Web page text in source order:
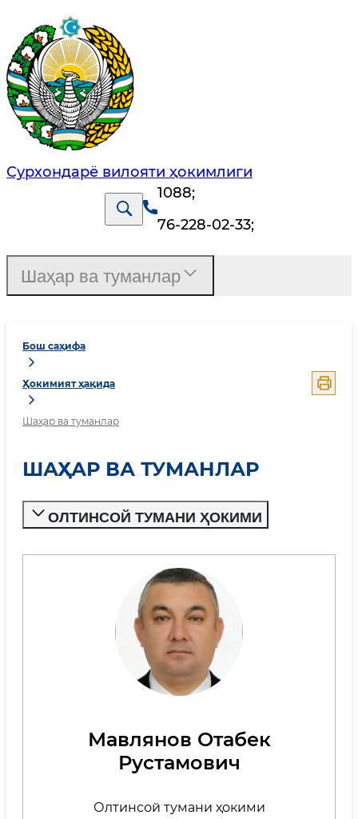
Сурхондарё вилояти ҳокимлиги
1088;
76-228-02-33;
Бош саҳифа
Ҳокимият ҳақида
Шаҳар ва туманлар
ШАҲАР ВА ТУМАНЛАР
ОЛТИНСОЙ ТУМАНИ ҲОКИМИ
Мавлянов Отабек
Рустамович
Олтинсой тумани ҳокими
Шаҳар ва туманлар